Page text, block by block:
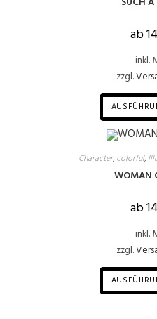
ab
inkl.
zzgl.
Character, colorful,
WOMAN
ab
inkl.
zzgl.